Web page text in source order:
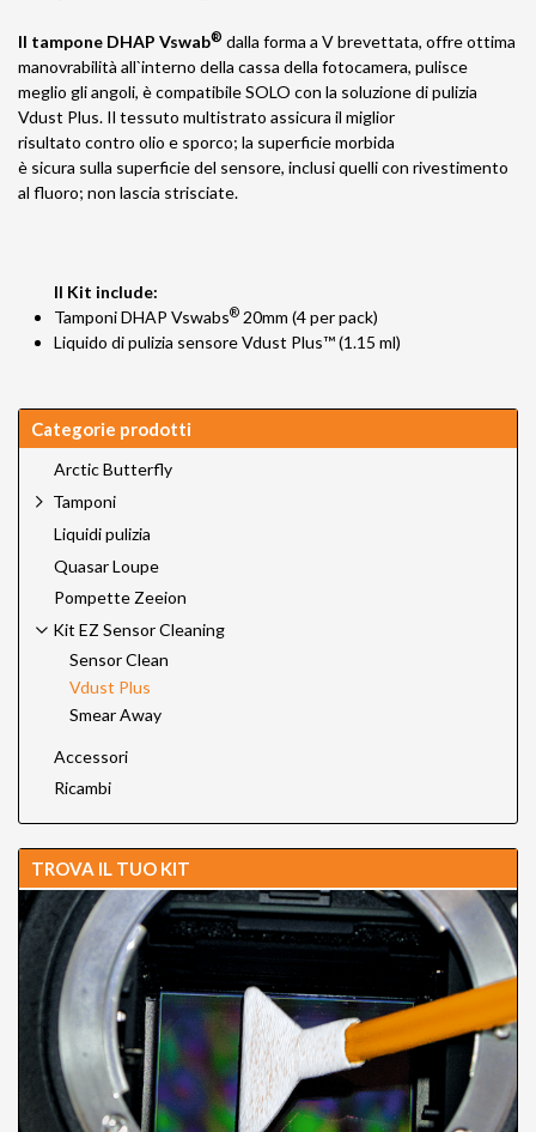
Il tampone DHAP Vswab® dalla forma a V brevettata, offre ottima
manovrabilità all`interno della cassa della fotocamera, pulisce
meglio gli angoli, è compatibile SOLO con la soluzione di pulizia
Vdust Plus. Il tessuto multistrato assicura il miglior
risultato contro olio e sporco; la superficie morbida
è sicura sulla superficie del sensore, inclusi quelli con rivestimento
al fluoro; non lascia strisciate.
Il Kit include:
Tamponi DHAP Vswabs® 20mm (4 per pack)
Liquido di pulizia sensore Vdust Plus™ (1.15 ml)
Categorie prodotti
Arctic Butterfly
Tamponi
Liquidi pulizia
Quasar Loupe
Pompette Zeeion
Kit EZ Sensor Cleaning
Sensor Clean
Vdust Plus
Smear Away
Accessori
Ricambi
TROVA IL TUO KIT